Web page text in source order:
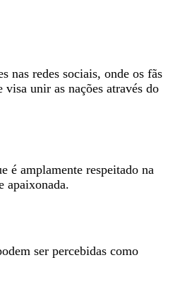
nas redes sociais, onde os fãs
unir as nações através do
é amplamente respeitado na
apaixonada.
ser percebidas como